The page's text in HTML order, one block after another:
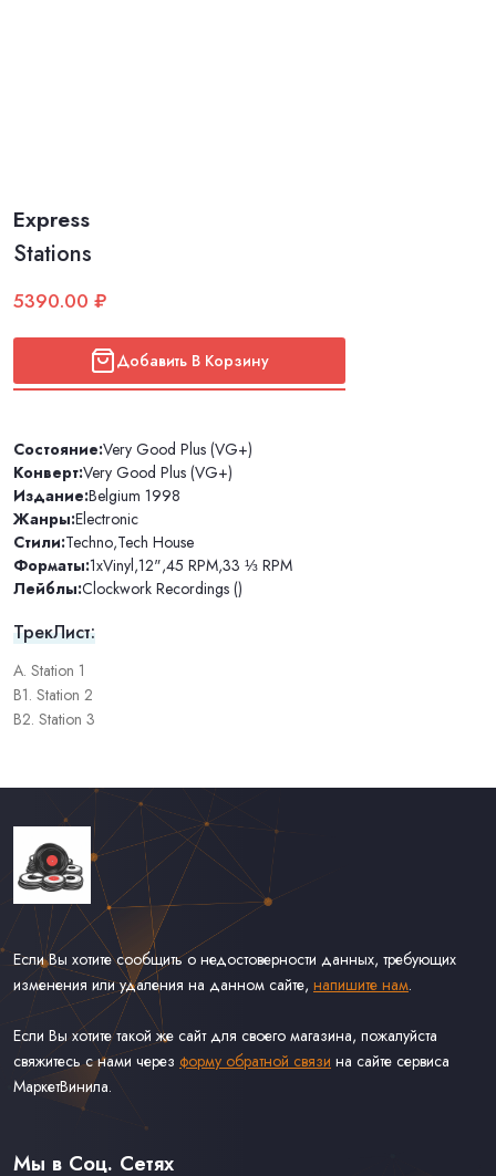
Express
Stations
5390.00 ₽
Добавить В Корзину
Состояние:Very Good Plus (VG+)
Конверт:Very Good Plus (VG+)
Издание:Belgium 1998
Жанры:Electronic
Стили:Techno,Tech House
Форматы:1xVinyl,12",45 RPM,33 ⅓ RPM
Лейблы:Clockwork Recordings ()
ТрекЛист:
A. Station 1
B1. Station 2
B2. Station 3
Если Вы хотите сообщить о недостоверности данных, требующих
изменения или удаления на данном сайте, напишите нам.
Если Вы хотите такой же сайт для своего магазина, пожалуйста
свяжитесь с нами через форму обратной связи на сайте сервиса
МаркетВинила.
Каталог Винила, CD и Кассет
Доставка и Оплата
Мы в Соц. Сетях